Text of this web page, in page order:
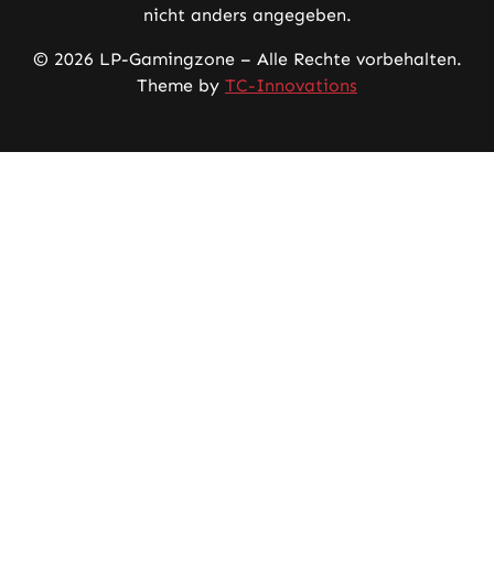
nicht anders angegeben.
© 2026 LP-Gamingzone – Alle Rechte vorbehalten.
Theme by TC-Innovations